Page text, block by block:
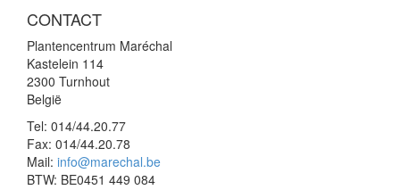
CONTACT
Plantencentrum Maréchal
Kastelein 114
2300 Turnhout
België
Tel: 014/44.20.77
Fax: 014/44.20.78
Mail: info@marechal.be
BTW: BE0451 449 084